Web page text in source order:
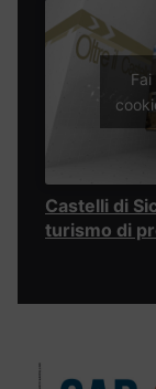
Castelli di
turismo di